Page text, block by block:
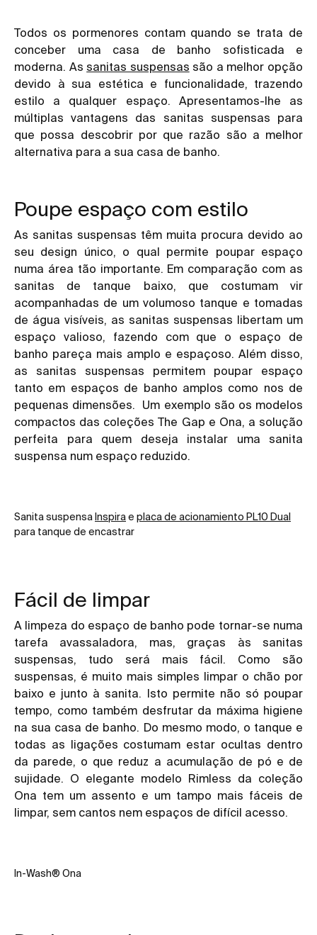
Todos os pormenores contam quando se trata de
conceber uma casa de banho sofisticada e
moderna. As sanitas suspensas são a melhor opção
devido à sua estética e funcionalidade, trazendo
estilo a qualquer espaço. Apresentamos-lhe as
múltiplas vantagens das sanitas suspensas para
que possa descobrir por que razão são a melhor
alternativa para a sua casa de banho.
Poupe espaço com estilo
As sanitas suspensas têm muita procura devido ao
seu design único, o qual permite poupar espaço
numa área tão importante. Em comparação com as
sanitas de tanque baixo, que costumam vir
acompanhadas de um volumoso tanque e tomadas
de água visíveis, as sanitas suspensas libertam um
espaço valioso, fazendo com que o espaço de
banho pareça mais amplo e espaçoso. Além disso,
as sanitas suspensas permitem poupar espaço
tanto em espaços de banho amplos como nos de
pequenas dimensões. Um exemplo são os modelos
compactos das coleçõesThe Gap e Ona,
a solução
perfeita para quem deseja instalar uma sanita
suspensa num espaço reduzido.
Sanita suspensaInspirae placa de acionamiento PL10 Dual
para tanque de encastrar
Fácil de limpar
A limpeza do espaço de banho pode tornar-se numa
tarefa avassaladora, mas, graças às sanitas
suspensas,
tudo será mais fácil. Como são
suspensas, é muito mais simples limpar o chão por
baixo e junto à sanita. Isto permite não só poupar
tempo, como também desfrutar da máxima higiene
na sua casa de banho. Do mesmo modo, o tanque e
todas as ligações costumam estar ocultas dentro
da parede, o que reduz a acumulação de pó e de
sujidade. O elegante modelo Rimless da coleção
Ona tem um assento e um tampo mais fáceis de
limpar, sem cantos nem espaços de difícil acesso.
In-Wash® Ona